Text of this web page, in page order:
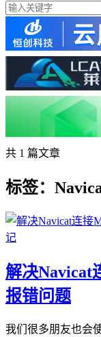
共 1 篇文章
标签：
解决Navicat
报错问题
我们很多朋友也会